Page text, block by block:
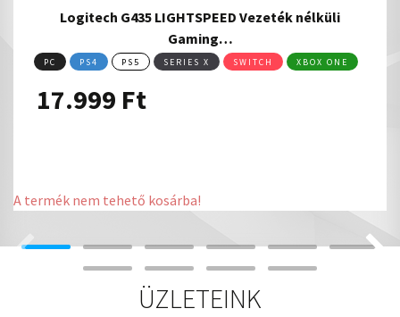
Logitech G435 LIGHTSPEED Vezeték nélküli
Gaming…
PC PS4 PS5 SERIES X SWITCH XBOX ONE
17.999 Ft
A termék nem tehető kosárba!
ÜZLETEINK